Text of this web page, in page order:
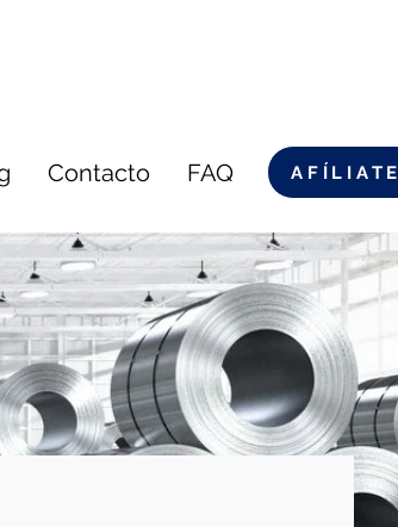
Contacto FAQ AFÍLIATE